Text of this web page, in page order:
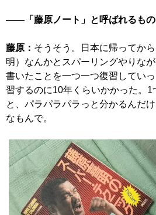
――「藤原ノート」と呼ばれるもの
藤原： そうそう。日本に帰ってか
明）なんかとスパーリングやりな
書いたことを一つ一つ復習してい
習するのに10年くらいかかった。1
と、パラパラパラっと分かるんだ
なもんで。